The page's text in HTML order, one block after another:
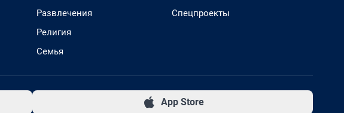
Развлечения
Религия
Семья
Спецпроекты
App Store